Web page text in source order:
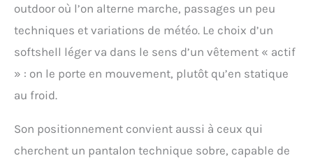
Construire le bien-être
des travailleurs dans
l'ADN de nos produits.
Multi-usage : design
polyvalent haute
outdoor où l’on alterne marche, passages un peu
techniques et variations de météo. Le choix d’un
softshell léger va dans le sens d’un vêtement « actif
» : on le porte en mouvement, plutôt qu’en statique
au froid.
Son positionnement convient aussi à ceux qui
cherchent un pantalon technique sobre, capable de